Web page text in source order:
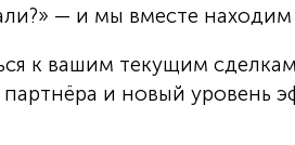
— и мы вместе
к вашим текущим
и новый уровень